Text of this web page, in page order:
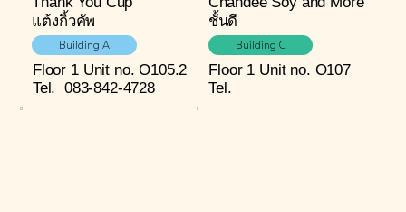
แต้งกิ้วคัพ
Building A
Floor 1 Unit no. O105.2
Tel. 083-842-4728
ชั้นดี
Building C
Floor 1 Unit no. O107
Tel.